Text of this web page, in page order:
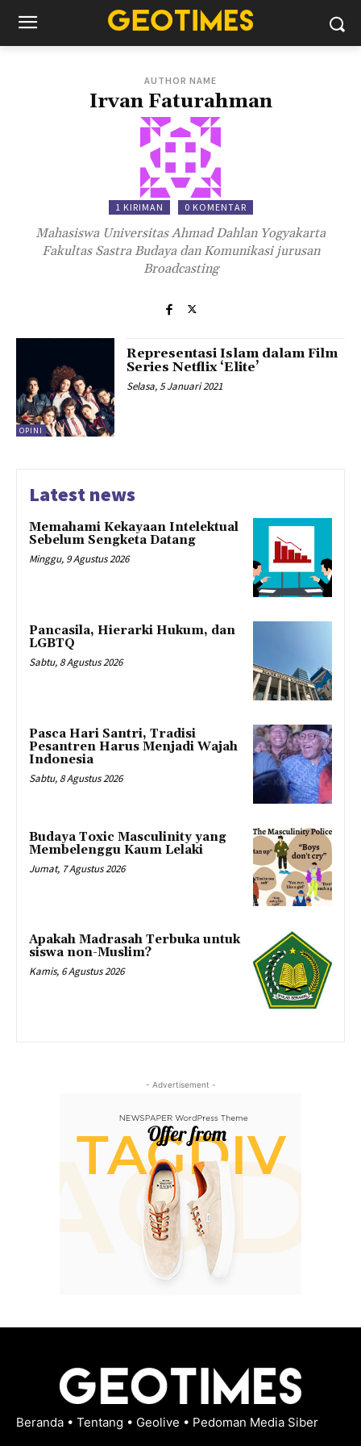
AUTHOR NAME
Irvan Faturahman
1 KIRIMAN 0 KOMENTAR
Mahasiswa Universitas Ahmad Dahlan Yogyakarta
Fakultas Sastra Budaya dan Komunikasi jurusan
Broadcasting
OPINI
Representasi Islam dalam Film
Series Netflix ‘Elite’
Selasa, 5 Januari 2021
Latest news
Memahami Kekayaan Intelektual
Sebelum Sengketa Datang
Minggu, 9 Agustus 2026
Pancasila, Hierarki Hukum, dan
LGBTQ
Sabtu, 8 Agustus 2026
Pasca Hari Santri, Tradisi
Pesantren Harus Menjadi Wajah
Indonesia
Sabtu, 8 Agustus 2026
Budaya Toxic Masculinity yang
Membelenggu Kaum Lelaki
Jumat, 7 Agustus 2026
Apakah Madrasah Terbuka untuk
siswa non-Muslim?
Kamis, 6 Agustus 2026
- Advertisement -
Beranda • Tentang • Geolive • Pedoman Media Siber